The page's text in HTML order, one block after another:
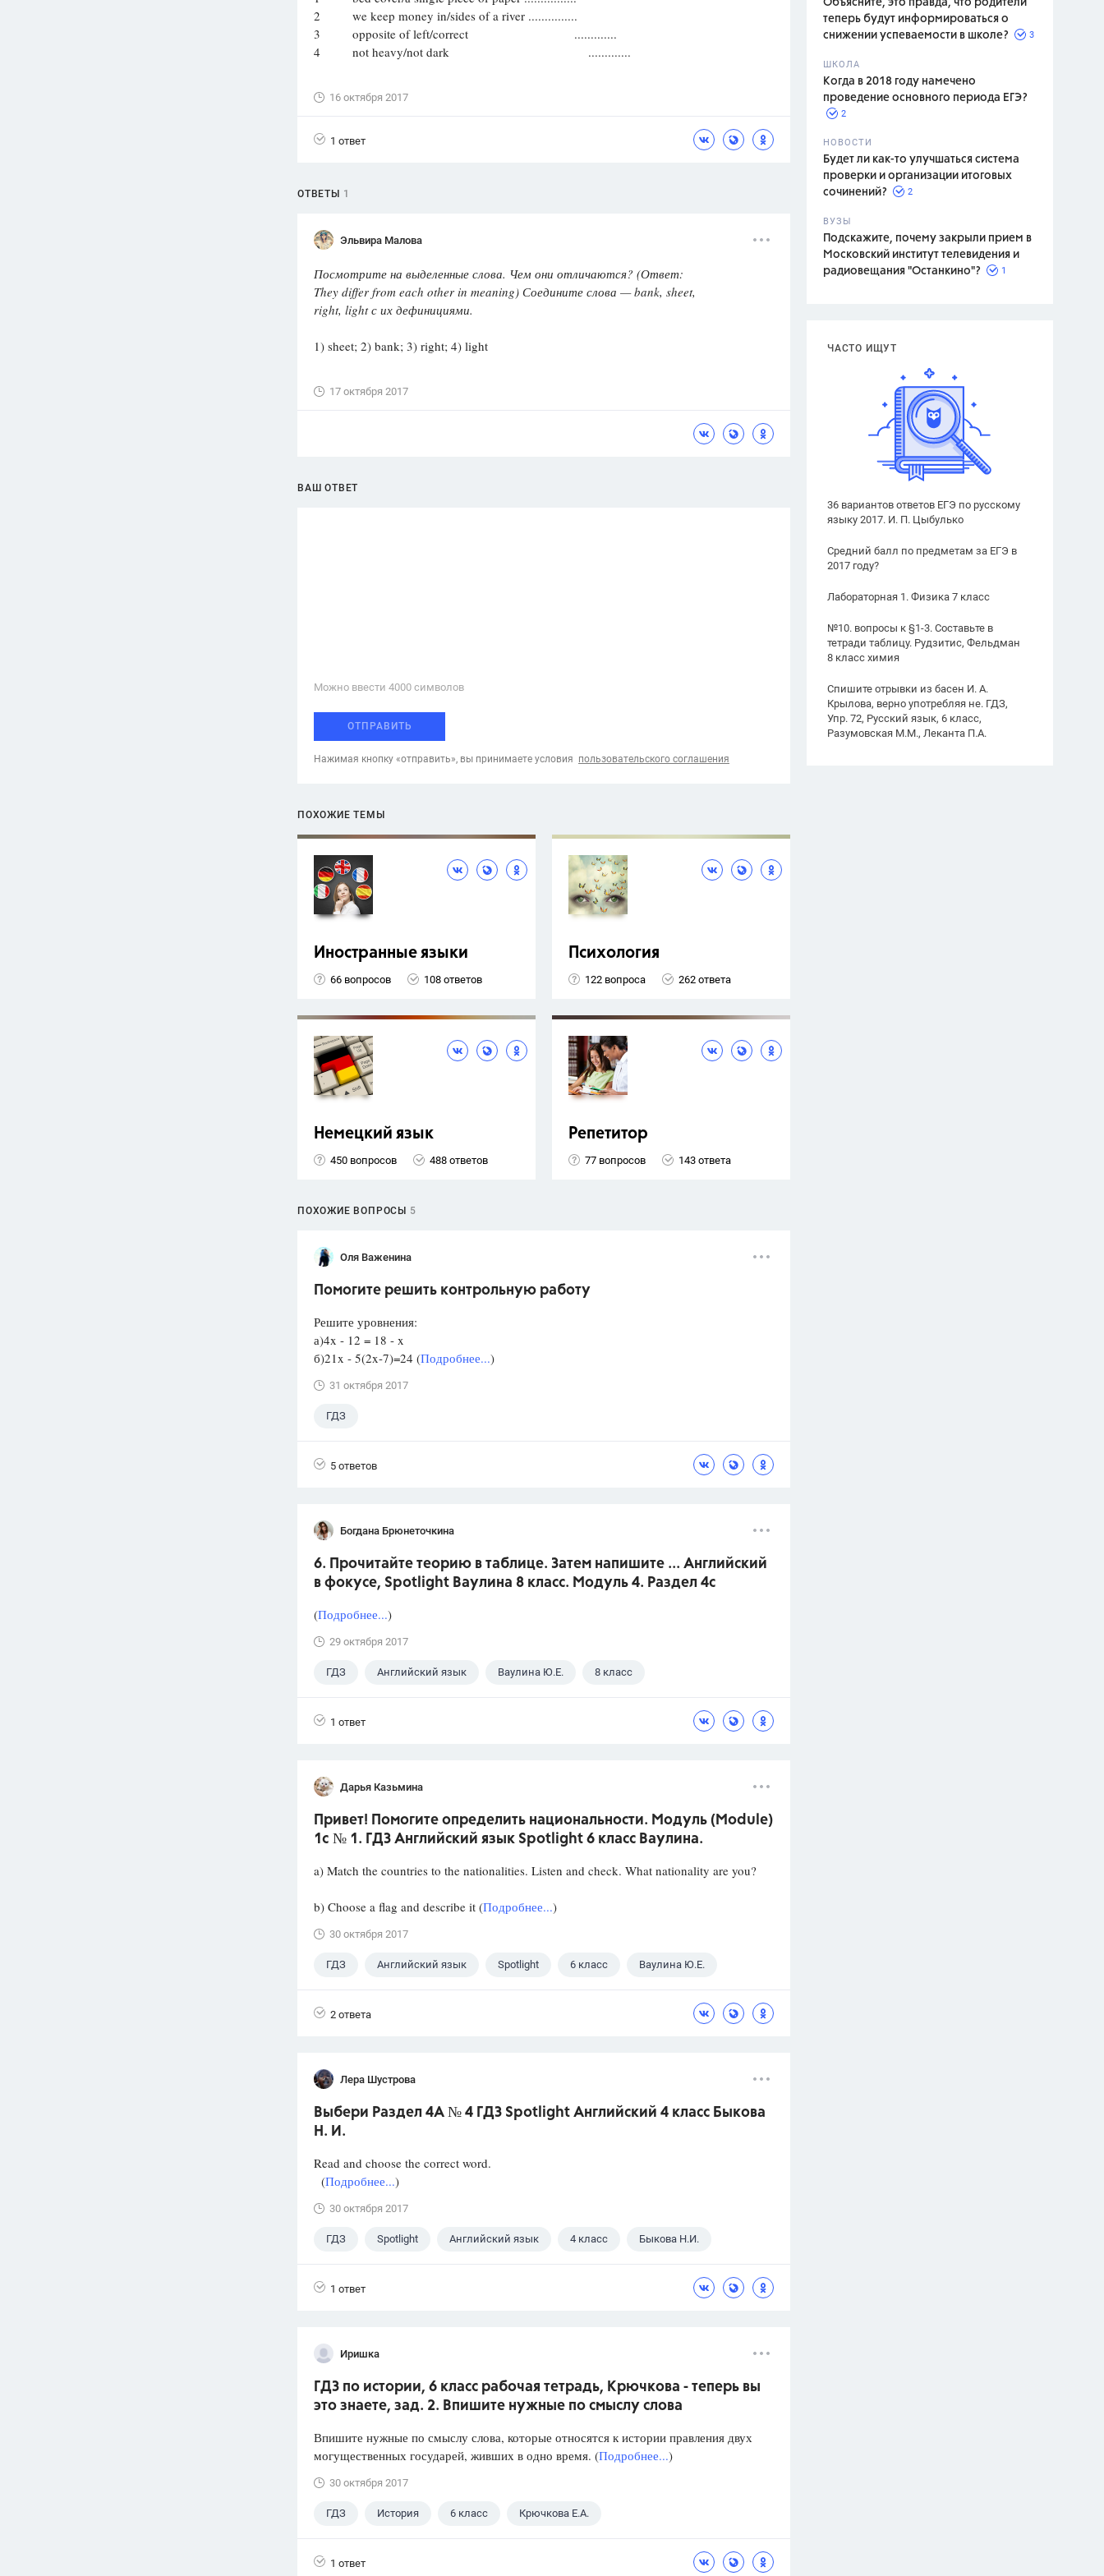
Вузы
ответа
1551 ответ
Цветков Л. А.
Объясните, это правда, что родители
теперь будут информироваться о
снижении успеваемости в школе?
3
ШКОЛА
Когда в 2018 году намечено
проведение основного периода ЕГЭ?
2
НОВОСТИ
Будет ли как-то улучшаться система
проверки и организации итоговых
сочинений?
2
ВУЗЫ
Подскажите, почему закрыли прием в
Московский институт телевидения и
радиовещания "Останкино"?
1
ЧАСТО ИЩУТ
36 вариантов ответов ЕГЭ по русскому
языку 2017. И. П. Цыбулько
Средний балл по предметам за ЕГЭ в
2017 году?
Лабораторная 1. Физика 7 класс
№10. вопросы к §1-3. Составьте в
тетради таблицу. Рудзитис, Фельдман
8 класс химия
Спишите отрывки из басен И. А.
Крылова, верно употребляя не. ГДЗ,
Упр. 72, Русский язык, 6 класс,
Разумовская М.М., Леканта П.А.
2 we keep money in/sides of a river ...............
3 opposite of left/correct .............
4 not heavy/not dark .............
16 октября 2017
1 ответ
ОТВЕТЫ 1
Эльвира Малова
Посмотрите на выделенные слова. Чем они отличаются? (Ответ:
They differ from each other in meaning) Соедините слова — bank, sheet,
right, light с их дефинициями.
1) sheet; 2) bank; 3) right; 4) light
17 октября 2017
ВАШ ОТВЕТ
Можно ввести 4000 cимволов
ОТПРАВИТЬ
Нажимая кнопку «отправить», вы принимаете условия пользовательского соглашения
ПОХОЖИЕ ТЕМЫ
Иностранные языки
66 вопросов 108 ответов
Психология
122 вопроса 262 ответа
Немецкий язык
450 вопросов 488 ответов
Репетитор
77 вопросов 143 ответа
ПОХОЖИЕ ВОПРОСЫ 5
Оля Важенина
Помогите решить контрольную работу
Решите уровнения:
а)4x - 12 = 18 - x
б)21x - 5(2x-7)=24 (Подробнее...)
31 октября 2017
ГДЗ
5 ответов
Богдана Брюнеточкина
6. Прочитайте теорию в таблице. Затем напишите ... Английский
в фокусе, Spotlight Ваулина 8 класс. Модуль 4. Раздел 4с
(Подробнее...)
29 октября 2017
ГДЗ Английский язык Ваулина Ю.Е. 8 класс
1 ответ
Дарья Казьмина
Привет! Помогите определить национальности. Модуль (Module)
1c № 1. ГДЗ Английский язык Spotlight 6 класс Ваулина.
a) Match the countries to the nationalities. Listen and check. What nationality are you?
b) Choose a flag and describe it (Подробнее...)
30 октября 2017
ГДЗ Английский язык Spotlight 6 класс Ваулина Ю.Е.
2 ответа
Лера Шустрова
Выбери Раздел 4A № 4 ГДЗ Spotlight Английский 4 класс Быкова
Н. И.
Read and choose the correct word.
(Подробнее...)
30 октября 2017
ГДЗ Spotlight Английский язык 4 класс Быкова Н.И.
1 ответ
Иришка
ГДЗ по истории, 6 класс рабочая тетрадь, Крючкова - теперь вы
это знаете, зад. 2. Впишите нужные по смыслу слова
Впишите нужные по смыслу слова, которые относятся к истории правления двух
могущественных государей, живших в одно время. (Подробнее...)
30 октября 2017
ГДЗ История 6 класс Крючкова Е.А.
1 ответ